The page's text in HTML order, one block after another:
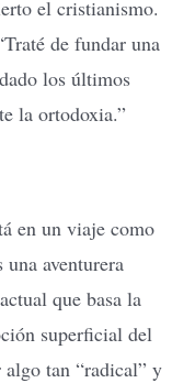
el cristianismo.
de fundar una
los últimos
la ortodoxia.”
en un viaje como
aventurera
que basa la
superficial del
tan “radical” y